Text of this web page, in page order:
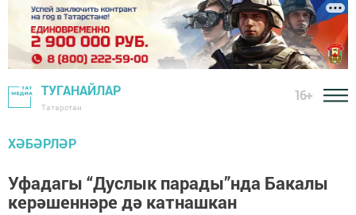
ТУГАНАЙЛАР
Татарстан
16+
ХӘБӘРЛӘР
Уфадагы “Дуслык парады”нда Бакалы
керәшеннәре дә катнашкан